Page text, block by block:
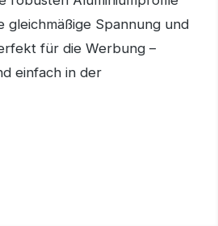
gleichmäßige Spannung und
für die Werbung –
einfach in der